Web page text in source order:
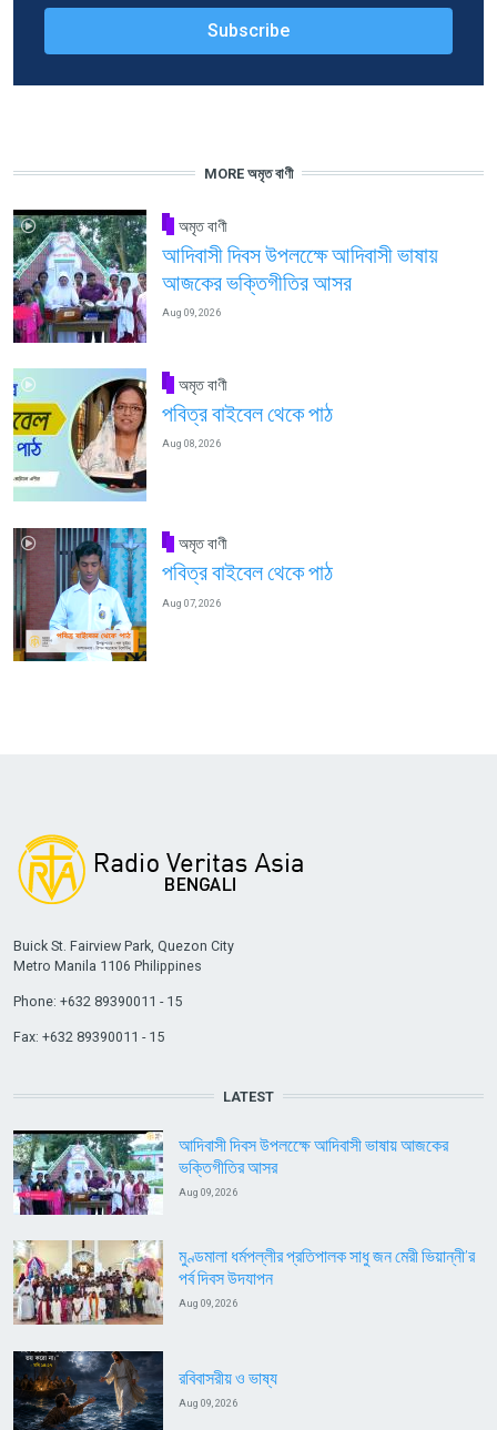
MORE অমৃত বাণী
অমৃত বাণী
আদিবাসী দিবস উপলক্ষেে আদিবাসী ভাষায়
আজকের ভক্তিগীতির আসর
Aug 09, 2026
অমৃত বাণী
পবিত্র বাইবেল থেকে পাঠ
Aug 08, 2026
অমৃত বাণী
পবিত্র বাইবেল থেকে পাঠ
Aug 07, 2026
Buick St. Fairview Park, Quezon City
Metro Manila 1106 Philippines
Phone: +632 89390011 - 15
Fax: +632 89390011 - 15
LATEST
আদিবাসী দিবস উপলক্ষেে আদিবাসী ভাষায় আজকের
ভক্তিগীতির আসর
Aug 09, 2026
মুণ্ডমালা ধর্মপল্লীর প্রতিপালক সাধু জন মেরী ভিয়ান্নী’র
পর্ব দিবস উদযাপন
Aug 09, 2026
রবিবাসরীয় ও ভাষ্য
Aug 09, 2026